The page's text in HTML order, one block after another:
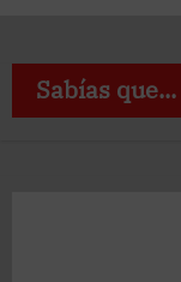
Sabías que...